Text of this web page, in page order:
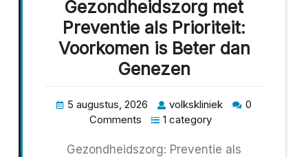
Gezondheidszorg met
Preventie als Prioriteit:
Voorkomen is Beter dan
Genezen
5 augustus, 2026 volkskliniek
0
Comments
1 category
Gezondheidszorg: Preventie als